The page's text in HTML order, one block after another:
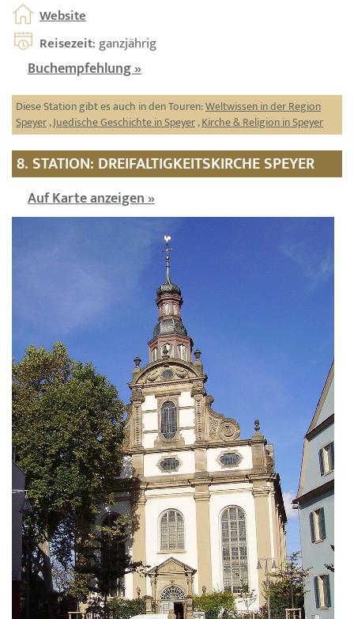
Website
Reisezeit: ganzjährig
Buchempfehlung »
Diese Station gibt es auch in den Touren:Weltwissen in der Region
Speyer,Juedische Geschichte in Speyer,Kirche & Religion in Speyer
8. STATION: DREIFALTIGKEITSKIRCHE SPEYER
Auf Karte anzeigen »